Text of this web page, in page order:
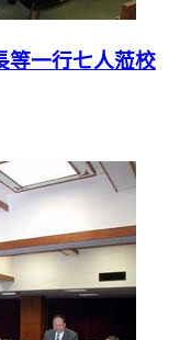
等一行七人蒞校